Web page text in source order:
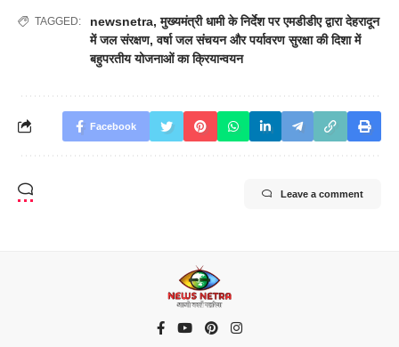
TAGGED: newsnetra,मुख्यमंत्री धामी के निर्देश पर एमडीडीए द्वारा देहरादून
में जल संरक्षण,वर्षा जल संचयन और पर्यावरण सुरक्षा की दिशा में
बहुपरतीय योजनाओं का क्रियान्वयन
Facebook
Leave a comment